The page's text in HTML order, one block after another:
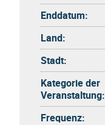
Enddatum:
Land:
Stadt:
Kategorie der
Veranstaltung:
Frequenz: